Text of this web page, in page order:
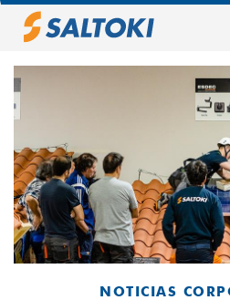
Pasar
principal
NOTICIAS